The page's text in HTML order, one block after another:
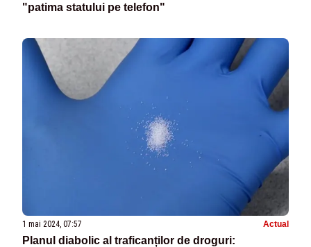
"patima statului pe telefon"
1 mai 2024, 07:57 Actual
Planul diabolic al traficanților de droguri: